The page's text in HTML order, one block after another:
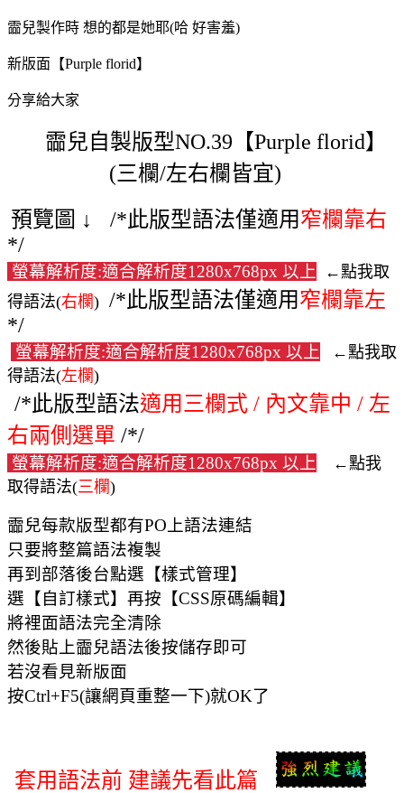
霝兒製作時 想的都是她耶(哈 好害羞)
新版面【Purple florid】
分享給大家
霝兒自製版型NO.39【Purple florid】
(三欄/左右欄皆宜)
預覽圖 ↓
/*此版型語法僅適用窄欄靠右
*/
螢幕解析度:適合解析度1280x768px 以上
←點我取
得語法(右欄) /*此版型語法僅適用窄欄靠左
*/
螢幕解析度:適合解析度1280x768px 以上
←點我取
得語法(左欄)
/*此版型語法適用三欄式 / 內文靠中 / 左
右兩側選單 /*/
螢幕解析度:適合解析度1280x768px 以上
←點我
取得語法(三欄)
霝兒每款版型都有PO上語法連結
只要將整篇語法複製
再到部落後台點選【樣式管理】
選【自訂樣式】再按【CSS原碼編輯】
將裡面語法完全清除
然後貼上霝兒語法後按儲存即可
若沒看見新版面
按Ctrl+F5(讓網頁重整一下)就OK了
套用語法前 建議先看此篇